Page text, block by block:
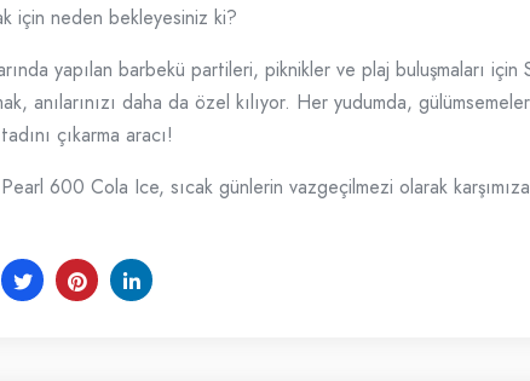
için neden bekleyesiniz ki?
yapılan barbekü partileri, piknikler ve plaj buluşmaları
anılarınızı daha da özel kılıyor. Her yudumda,
çıkarma aracı!
600 Cola Ice, sıcak günlerin vazgeçilmezi olarak